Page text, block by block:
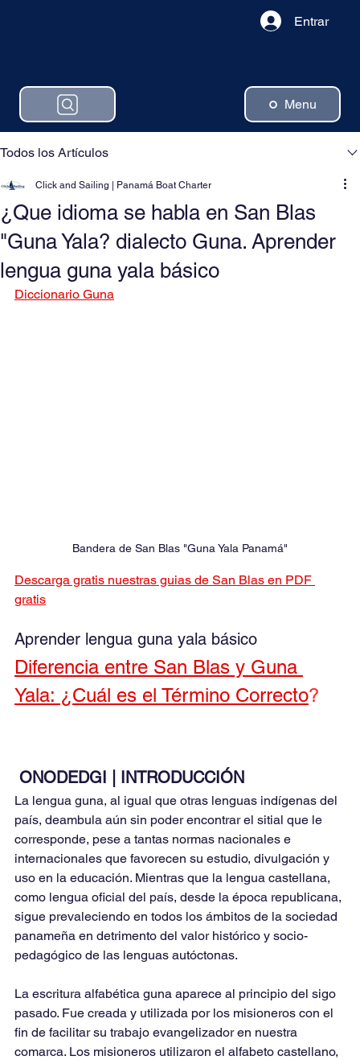
Menu
Entrar
Todos los Artículos
¿Que idioma se habla en San Blas
"Guna Yala? dialecto Guna. Aprender
lengua guna yala básico
Click and Sailing | Panamá Boat Charter
Diccionario Guna
Bandera de San Blas "Guna Yala Panamá"
Descarga gratis nuestras guias de San Blas en PDF
gratis
Aprender lengua guna yala básico
Diferencia entre San Blas y Guna
Yala: ¿Cuál es el Término Correcto?
ONODEDGI | INTRODUCCIÓN
La lengua guna, al igual que otras lenguas indígenas del
país, deambula aún sin poder encontrar el sitial que le
corresponde, pese a tantas normas nacionales e
internacionales que favorecen su estudio, divulgación y
uso en la educación. Mientras que la lengua castellana,
como lengua oficial del país, desde la época republicana,
sigue prevaleciendo en todos los ámbitos de la sociedad
panameña en detrimento del valor histórico y socio-
pedagógico de las lenguas autóctonas.
La escritura alfabética guna aparece al principio del sigo
pasado. Fue creada y utilizada por los misioneros con el
fin de facilitar su trabajo evangelizador en nuestra
comarca. Los misioneros utilizaron el alfabeto castellano,